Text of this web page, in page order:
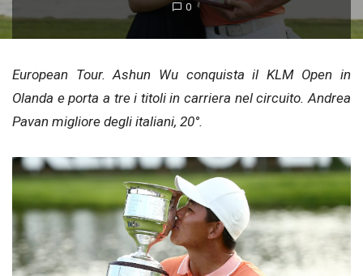
0
European Tour. Ashun Wu conquista il KLM Open in
Olanda e porta a tre i titoli in carriera nel circuito. Andrea
Pavan migliore degli italiani, 20°.